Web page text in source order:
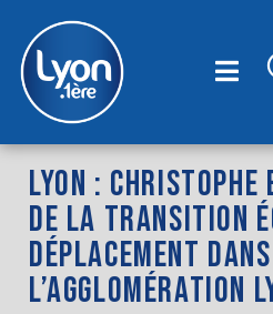
LYON :
DE LA TRANSITION
DÉPLACEMENT DANS
L’AGGLOMÉRATION